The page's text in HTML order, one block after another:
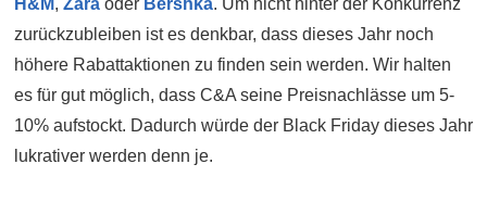
H&M, Zara oder Bershka. Um nicht hinter der Konkurrenz
zurückzubleiben ist es denkbar, dass dieses Jahr noch
höhere Rabattaktionen zu finden sein werden. Wir halten
es für gut möglich, dass C&A seine Preisnachlässe um 5-
10% aufstockt. Dadurch würde der Black Friday dieses Jahr
lukrativer werden denn je.